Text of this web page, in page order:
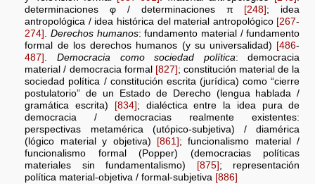
determinaciones φ / determinaciones π
[248] ; idea
antropológica / idea histórica del material antropológico [267-
274] . Derechos humanos: fundamento material / fundamento
formal de los derechos humanos (y su universalidad) [486-
487] . Democracia como sociedad política: democracia
material / democracia formal [827] ; constitución material de la
sociedad política / constitución escrita (jurídica) como “cierre
postulatorio” de un Estado de Derecho (lengua hablada /
gramática escrita)
[834] ; dialéctica entre la idea pura de
democracia / democracias realmente existentes:
perspectivas metamérica (utópico-subjetiva) / diamérica
(lógico material y objetiva)
[861] ; funcionalismo material /
funcionalismo formal (Popper) (democracias políticas
materiales sin fundamentalismo)
[875] ; representación
política material-objetiva / formal-subjetiva [886]